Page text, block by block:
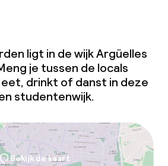
ligt in de wijk Argüelles
je tussen de locals
drinkt of danst in deze
studentenwijk.
Bekijk de kaart